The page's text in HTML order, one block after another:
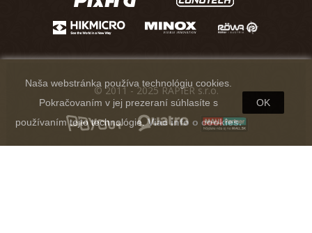
Naša webstránka používa technológiu cookies.
Pokračovaním v jej prezeraní súhlasíte s
používaním tejto technológie.Viac info o cookies.
OK
© 2011 - 2025 RAPIER s.r.o.